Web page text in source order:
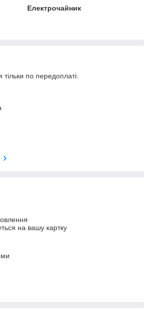
Електрочайник
тільки по передоплаті.
на вашу картку